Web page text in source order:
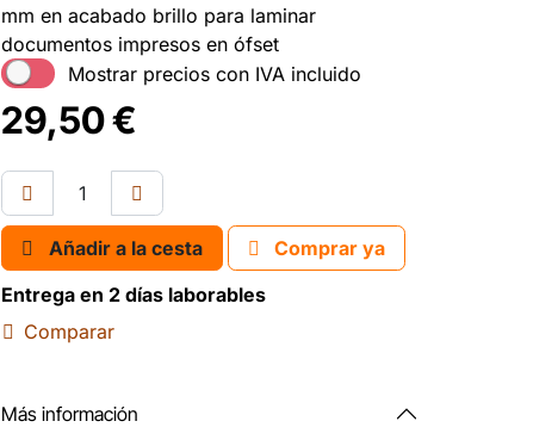
mm en acabado brillo para laminar
documentos impresos en ófset
Mostrar precios con IVA incluido
29,50€
Añadir a la cesta
Comprar ya
Entrega en 2 días laborables
Comparar
Más información